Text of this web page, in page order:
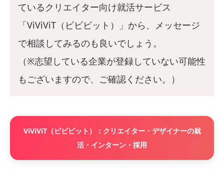
ているクリエイター向け就活サービス
「ViViViT（ビビビット）」から、メッセージ
で相談してみるのも良いでしょう。
（※志望している企業が登録していない可能性
もございますので、ご確認ください。）
ViViViT（ビビビット）：クリエイター・デザイナーの就
活・インターン・採用